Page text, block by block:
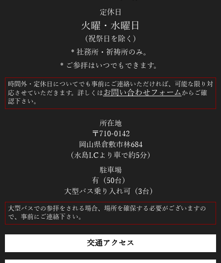
定休日
火曜・水曜日
（祝祭日を除く）
* 社務所・祈祷所のみ。
* ご参拝はいつでもできます。
時間外・定休日についてでも事前にご連絡いただければ、可能な限り対
応させていただきます。詳しくはお問い合わせフォーム からご確
認下さい。
所在地
〒710-0142
岡山県倉敷市林684
（水島I.Cより車で約5分）
駐車場
有（50台）
大型バス乗り入れ可（3台）
大型バスでの参拝をされる場合、場所を確保する必要がございますの
で、事前にご連絡下さい。
交通アクセス